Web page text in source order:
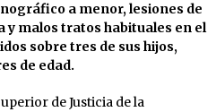
a menor, lesiones de
y malos tratos habituales en el
sobre tres de sus hijos,
de edad.
de Justicia de la